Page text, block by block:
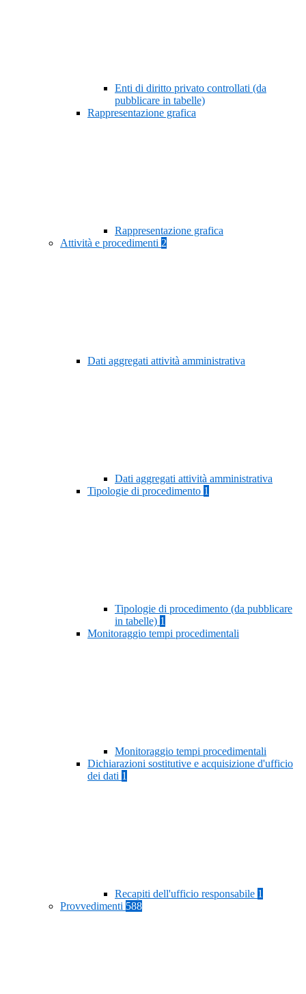
Enti di diritto privato controllati (da
pubblicare in tabelle)
Rappresentazione grafica
Rappresentazione grafica
Attività e procedimenti 2
Dati aggregati attività amministrativa
Dati aggregati attività amministrativa
Tipologie di procedimento 1
Tipologie di procedimento (da pubblicare
in tabelle) 1
Monitoraggio tempi procedimentali
Monitoraggio tempi procedimentali
Dichiarazioni sostitutive e acquisizione d'ufficio
dei dati 1
Recapiti dell'ufficio responsabile 1
Provvedimenti 588